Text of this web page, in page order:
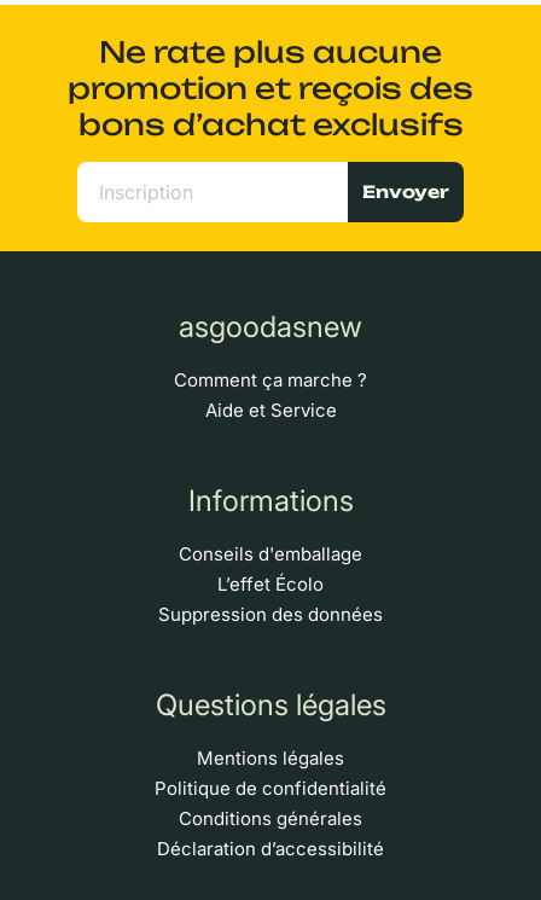
Ne rate plus aucune
promotion et reçois des
bons d’achat exclusifs
Envoyer
asgoodasnew
Comment ça marche ?
Aide et Service
Informations
Conseils d'emballage
L’effet Écolo
Suppression des données
Questions légales
Mentions légales
Politique de confidentialité
Conditions générales
Déclaration d’accessibilité